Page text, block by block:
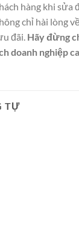
hàng khi sửa
chỉ hài lòng
đãi. Hãy đừng
doanh nghiệp
TỰ